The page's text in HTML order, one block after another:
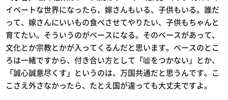
イベートな世界になったら、嫁さんもいる、子供もいる。誰だ
って、嫁さんにいいもの食べさせてやりたい、子供もちゃんと
育てたい。そういうのがベースになる。そのベースがあって、
文化とか宗教とかが入ってくるんだと思います。ベースのとこ
ろは一緒ですから、付き合い方として「嘘をつかない」とか、
「誠心誠意尽くす」というのは、万国共通だと思うんです。こ
こさえ外さなかったら、たとえ国が違っても大丈夫ですよ。